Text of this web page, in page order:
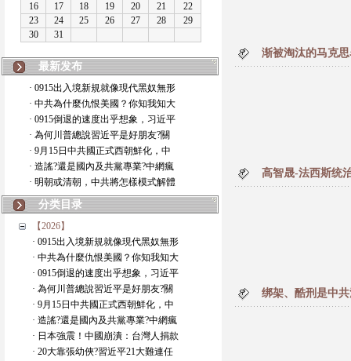
最新发布
· 0915出入境新規就像現代黑奴無形
· 中共為什麼仇恨美國？你知我知大
· 0915倒退的速度出乎想象，习近平
· 為何川普總說習近平是好朋友?關
· 9月15日中共國正式西朝鮮化，中
· 造謠?還是國內及共黨專業?中網瘋
· 明朝或清朝，中共將怎樣模式解體
分类目录
【2026】
· 0915出入境新規就像現代黑奴無形
· 中共為什麼仇恨美國？你知我知大
· 0915倒退的速度出乎想象，习近平
· 為何川普總說習近平是好朋友?關
· 9月15日中共國正式西朝鮮化，中
· 造謠?還是國內及共黨專業?中網瘋
· 日本強震！中國崩潰：台灣人捐款
· 20大靠張幼俠?習近平21大難連任
渐被淘汰的马克
高智晟-法西斯统
绑架、酷刑是中